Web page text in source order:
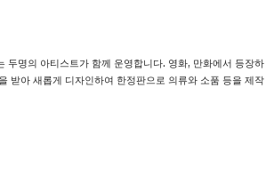
두명의 아티스트가 함께 운영합니다. 영화, 만화에서 등장하
받아 새롭게 디자인하여 한정판으로 의류와 소품 등을 제작